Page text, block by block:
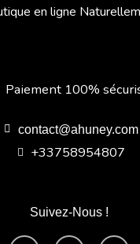
Suivez-Nous !
F I Y
en ligne
Paiement 100%
contact@ahuney.com
+33758954807